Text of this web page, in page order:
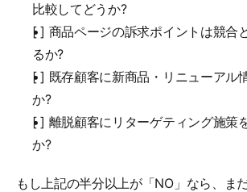
比較してどうか?
[ ] 商品ページの訴求ポイントは競合
るか?
[ ] 既存顧客に新商品・リニューアル
か?
[ ] 離脱顧客にリターゲティング施策
か?
もし上記の半分以上が「NO」なら、ま